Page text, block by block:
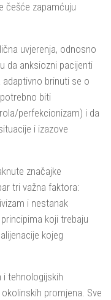
češće zapamćuju
uvjerenja, odnosno
da anksiozni pacijenti
brinuti se o
biti
perfekcionizam) i da
i izazove
značajke
tri važna faktora:
i nestanak
koji trebaju
kojeg
tehnologijskih
promjena. Sve